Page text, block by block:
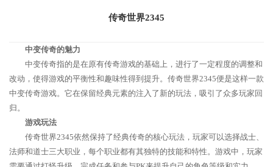
传奇世界2345
中变传奇的魅力
中变传奇指的是在原有传奇游戏的基础上，进行了一定程度的调整和
改动，使得游戏的平衡性和趣味性得到提升。传奇世界2345便是这样一款
中变传奇游戏。它在保留经典元素的注入了新的玩法，吸引了众多玩家回
归。
游戏玩法
传奇世界2345依然保持了经典传奇的核心玩法，玩家可以选择战士、
法师和道士三大职业，每个职业都有其独特的技能和特性。游戏中，玩家